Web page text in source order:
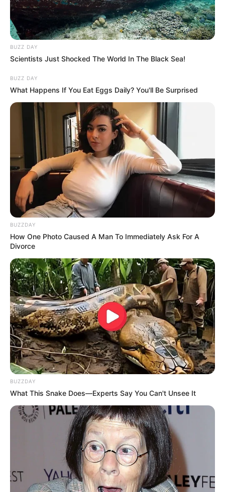
BUZZ DAY
Scientists Just Shocked The World In The Black Sea!
BUZZ DAY
What Happens If You Eat Eggs Daily? You'll Be Surprised
BUZZDAY
How One Photo Caused A Man To Immediately Ask For A
Divorce
BUZZDAY
What This Snake Does—Experts Say You Can't Unsee It